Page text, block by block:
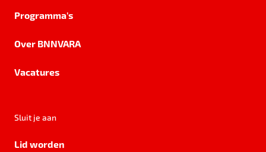
Programma's
Over BNNVARA
Vacatures
Sluit je aan
Lid worden